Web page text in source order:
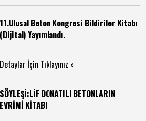
11.Ulusal Beton Kongresi Bildiriler Kitabı
(Dijital) Yayımlandı.
Detaylar İçin Tıklayınız »
SÖYLEŞİ:LİF DONATILI BETONLARIN
EVRİMİ KİTABI